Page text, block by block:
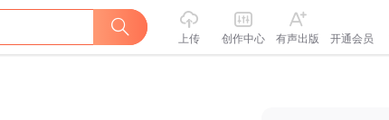
上传 创作中心 有声出版 开通会员